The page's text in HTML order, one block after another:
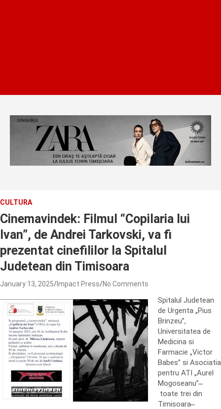
CULTURA
Cinemavindek: Filmul “Copilaria lui
Ivan”, de Andrei Tarkovski, va fi
prezentat cinefililor la Spitalul
Judetean din Timisoara
January 13, 2025 Impact Press No Comments
Spitalul Judetean
de Urgenta „Pius
Brinzeu”,
Universitatea de
Medicina si
Farmacie „Victor
Babes” si Asociatia
pentru ATI „Aurel
Mogoseanu” ̶
toate trei din
Timisoara ̶